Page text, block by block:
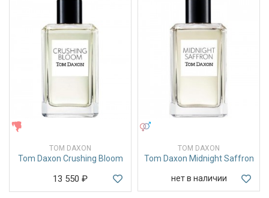
TOM DAXON
Tom Daxon Crushing Bloom
13 550 ₽
TOM DAXON
Tom Daxon Midnight Saffron
нет в наличии